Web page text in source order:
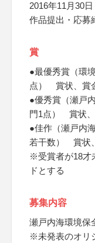
2016年11月30日
作品提出・応募
賞
●最優秀賞（環
点） 賞状、賞
●優秀賞（瀬戸
門1点） 賞状
●佳作（瀬戸内
若干数） 賞状
※受賞者が18才
ドとする
募集内容
瀬戸内海環境保
※未発表のオリ